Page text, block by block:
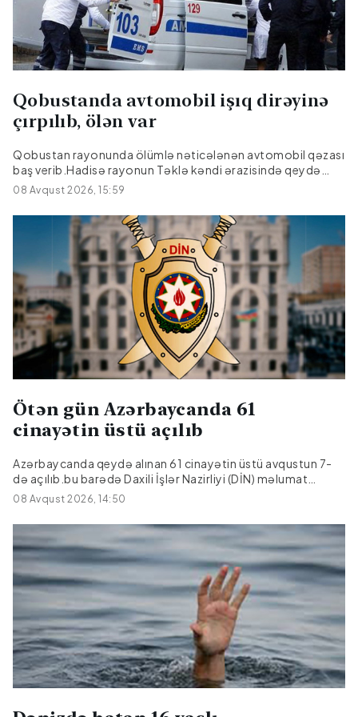
Qobustanda avtomobil işıq dirəyinə
çırpılıb, ölən var
Qobustan rayonunda ölümlə nəticələnən avtomobil qəzası
baş verib.Hadisə rayonun Təklə kəndi ərazisində qeydə
alınıb."Hyundai" markalı avtomobilin idarəetmədən çıxaraq
işıq dirəyinə çırpılması nəticəsində sürücü, 27 yaşlı Emil
Əmralıyev hadisə yerində ölüb.Faktla bağlı araşdırma
08 Avqust 2026, 15:59
Ötən gün Azərbaycanda 61
cinayətin üstü açılıb
Azərbaycanda qeydə alınan 61 cinayətin üstü avqustun 7-
də açılıb.bu barədə Daxili İşlər Nazirliyi (DİN) məlumat
yayıb.Bildirilib ki, onlardan 17-si əvvəlki dövrlərdən bağlı
qalan cinayətlərdir.
08 Avqust 2026, 14:50